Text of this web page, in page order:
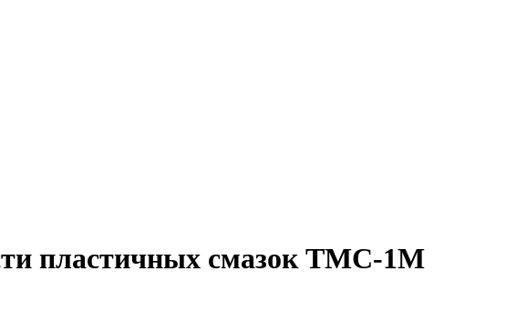
пластичных смазок ТМС-1М